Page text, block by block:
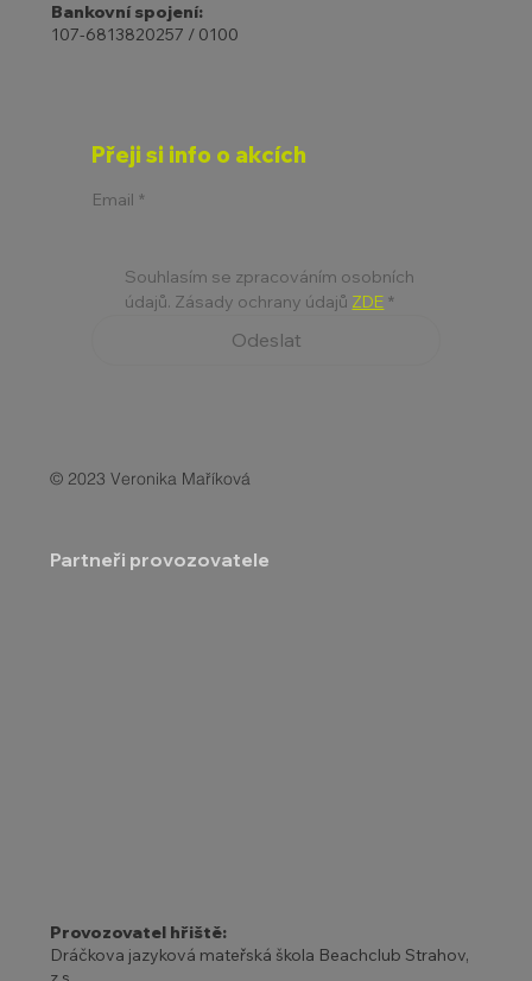
Provozovatel hřiště:
Dráčkova jazyková mateřská škola Beachclub Strahov,
Bankovní spojení:
107-6813820257 / 0100
Přeji si info o akcích
Email *
Souhlasím se zpracováním osobních
údajů. Zásady ochrany údajů ZDE *
Odeslat
© 2023 Veronika Maříková
Partneři provozovatele